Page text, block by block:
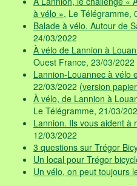
à vélo », Le Télégramme,
Balade à vélo. Autour de
24/03/2022
À vélo de Lannion à
Ouest France, 23/03/2022
Lannion-Louannec à vélo
22/03/2022 (version papier
À vélo, de Lannion à
Le Télégramme, 21/03/
Lannion. Ils vous aident à
12/03/2022
3 questions sur Trégor
Un local pour Trégor
Un vélo, on peut toujours